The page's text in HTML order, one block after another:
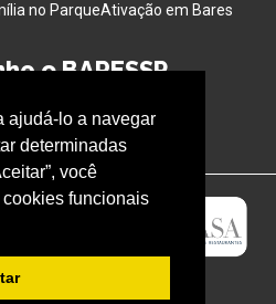
ajudá-lo a navegar
determinadas
você
funcionais
no ParqueAtivação em Bares
o BARESSP